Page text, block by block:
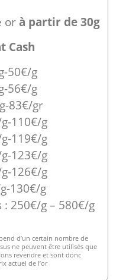
orà partir de 30g
Cash
50€/g
56€/g
83€/gr
110€/g
119€/g
123€/g
126€/g
130€/g
250€/g – 580€/g
d’un certain nombre de
ne peuvent être utilisés que
revendre et sont donc
actuel de l’or